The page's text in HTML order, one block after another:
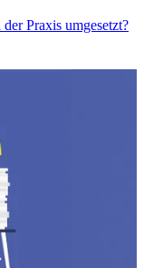
Praxis umgesetzt?